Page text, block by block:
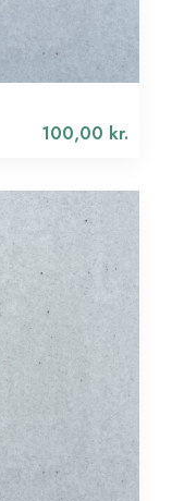
100,00 kr.